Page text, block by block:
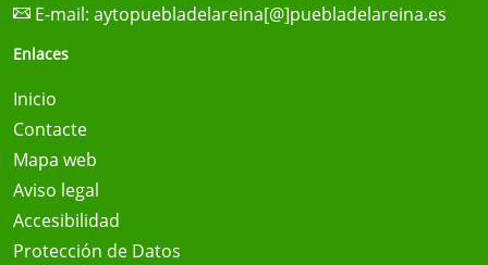
E-mail: aytopuebladelareina[@]puebladelareina.es
Enlaces
Inicio
Contacte
Mapa web
Aviso legal
Accesibilidad
Protección de Datos